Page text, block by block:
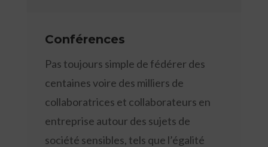
Conférences
Pas toujours simple de fédérer des
centaines voire des milliers de
collaboratrices et collaborateurs en
entreprise autour des sujets de
société sensibles, tels que l’égalité